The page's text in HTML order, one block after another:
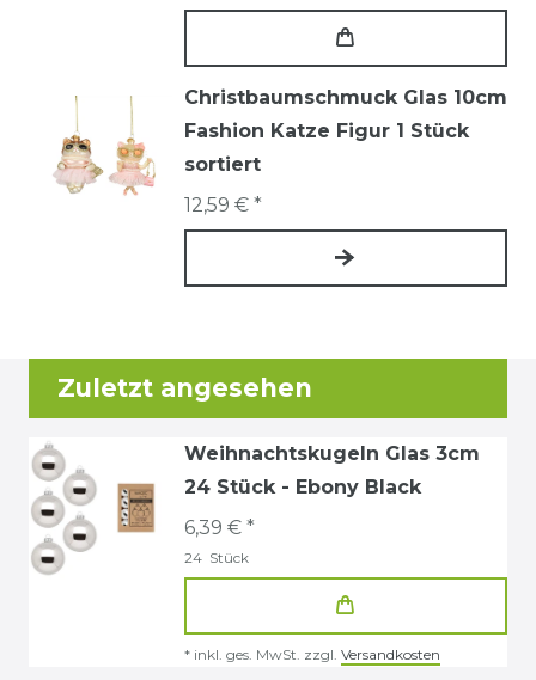
Christbaumschmuck Glas 10cm
Fashion Katze Figur 1 Stück
sortiert
12,59 € *
Zuletzt angesehen
Weihnachtskugeln Glas 3cm
24 Stück - Ebony Black
6,39 € *
24 Stück
* inkl. ges. MwSt. zzgl. Versandkosten